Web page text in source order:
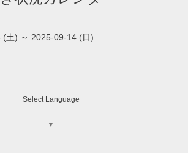
(土) ～ 2025-09-14 (日)
Select Language
▼